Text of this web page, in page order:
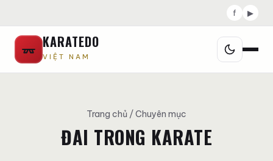
f ▶
KARATEDO
VIỆT NAM
Trang chủ / Chuyên mục
ĐAI TRONG KARATE